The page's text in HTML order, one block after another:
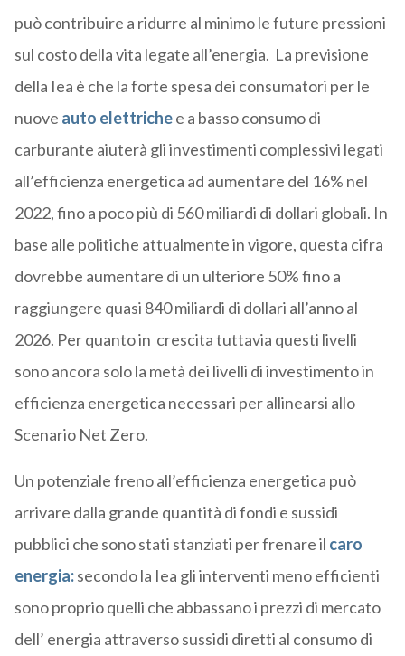
può contribuire a ridurre al minimo le future pressioni
sul costo della vita legate all’energia. La previsione
della Iea è che la forte spesa dei consumatori per le
nuove auto elettrichee a basso consumo di
carburante aiuterà gli investimenti complessivi legati
all’efficienza energetica ad aumentare del 16% nel
2022, fino a poco più di 560 miliardi di dollari globali. In
base alle politiche attualmente in vigore, questa cifra
dovrebbe aumentare di un ulteriore 50% fino a
raggiungere quasi 840 miliardi di dollari all’anno al
2026. Per quanto in crescita tuttavia questi livelli
sono ancora solo la metà dei livelli di investimento in
efficienza energetica necessari per allinearsi allo
Scenario Net Zero.
Un potenziale freno all’efficienza energetica può
arrivare dalla grande quantità di fondi e sussidi
pubblici che sono stati stanziati per frenare il caro
energia:secondo la Iea gli interventi meno efficienti
sono proprio quelli che abbassano i prezzi di mercato
dell’ energia attraverso sussidi diretti al consumo di